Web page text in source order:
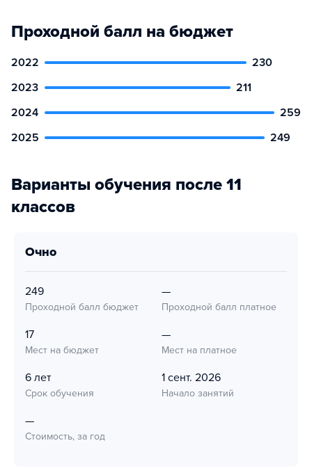
Проходной балл на бюджет
2022
230
2023
211
2024
259
2025
249
Варианты обучения после 11
классов
очно
249
Проходной балл бюджет
—
Проходной балл платное
17
Мест на бюджет
—
Мест на платное
6 лет
Срок обучения
1 сент. 2026
Начало занятий
—
Стоимость, за год